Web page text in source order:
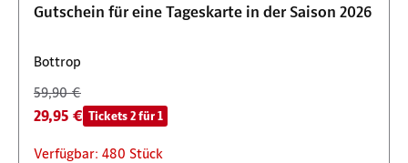
Gutschein für eine Tageskarte in der Saison 2026
Bottrop
59,90 €
29,95 € Tickets 2 für 1
Verfügbar: 480 Stück